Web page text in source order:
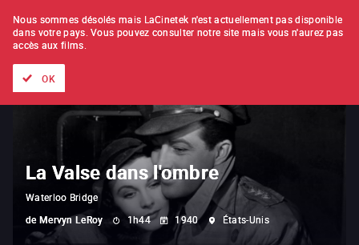
À L'UNITÉ ABONNEMENT
La Valse dans l'ombre
Waterloo Bridge
de Mervyn LeRoy 1h44 1940 États-Unis
Nous sommes désolés mais LaCinetek n'est actuellement pas disponible
dans votre pays. Vous pouvez consulter notre site mais vous n'aurez pas
accès aux films.
OK